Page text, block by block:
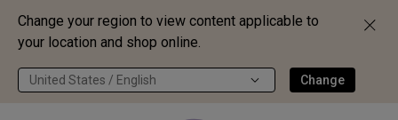
Change your region to view content applicable to
your location and shop online.
United States / English Change